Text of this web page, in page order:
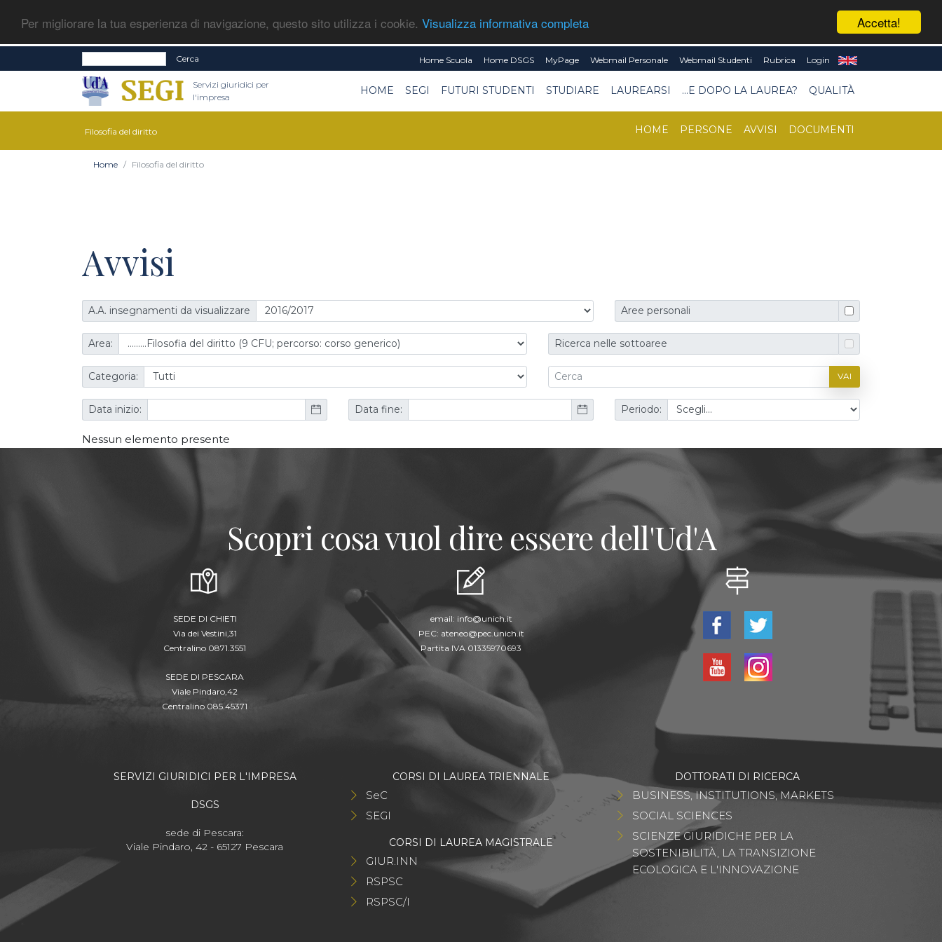
Accetta!
Per migliorare la tua esperienza di navigazione, questo sito utilizza i cookie. Visualizza informativa completa
Cerca Home Scuola Home DSGS MyPage Webmail Personale Webmail Studenti Rubrica Login
Servizi giuridici per
l'impresa
HOME SEGI FUTURI STUDENTI STUDIARE LAUREARSI ...E DOPO LA LAUREA? QUALITÀ
Filosofia del diritto HOME PERSONE AVVISI DOCUMENTI
Home Filosofia del diritto
Avvisi
A.A. insegnamenti da visualizzare Aree personali
Area: Ricerca nelle sottoaree
Categoria: VAI
Data inizio: Data fine: Periodo:
Nessun elemento presente
Scopri cosa vuol dire essere dell'Ud'A
SEDE DI CHIETI
Via dei Vestini,31
Centralino 0871.3551
SEDE DI PESCARA
Viale Pindaro,42
Centralino 085.45371
email: info@unich.it
PEC: ateneo@pec.unich.it
Partita IVA 01335970693
SERVIZI GIURIDICI PER L'IMPRESA
DSGS
sede di Pescara:
Viale Pindaro, 42 - 65127 Pescara
CORSI DI LAUREA TRIENNALE
SeC
SEGI
CORSI DI LAUREA MAGISTRALE
GIUR.INN
RSPSC
RSPSC/I
DOTTORATI DI RICERCA
BUSINESS, INSTITUTIONS, MARKETS
SOCIAL SCIENCES
SCIENZE GIURIDICHE PER LA
SOSTENIBILITÀ, LA TRANSIZIONE
ECOLOGICA E L'INNOVAZIONE